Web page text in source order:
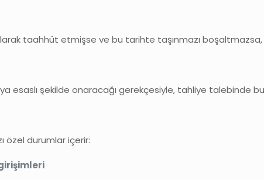
taahhüt etmişse ve bu tarihte taşınmazı boşaltmazsa,
esaslı şekilde onaracağı gerekçesiyle, tahliye talebinde
özel durumlar içerir: